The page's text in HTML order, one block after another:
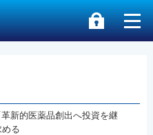
新的医薬品創出へ投資を継
る